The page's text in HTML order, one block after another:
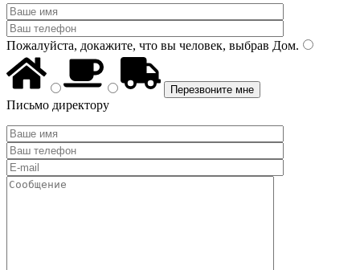
Пожалуйста, докажите, что вы человек, выбрав Дом.
Письмо директору